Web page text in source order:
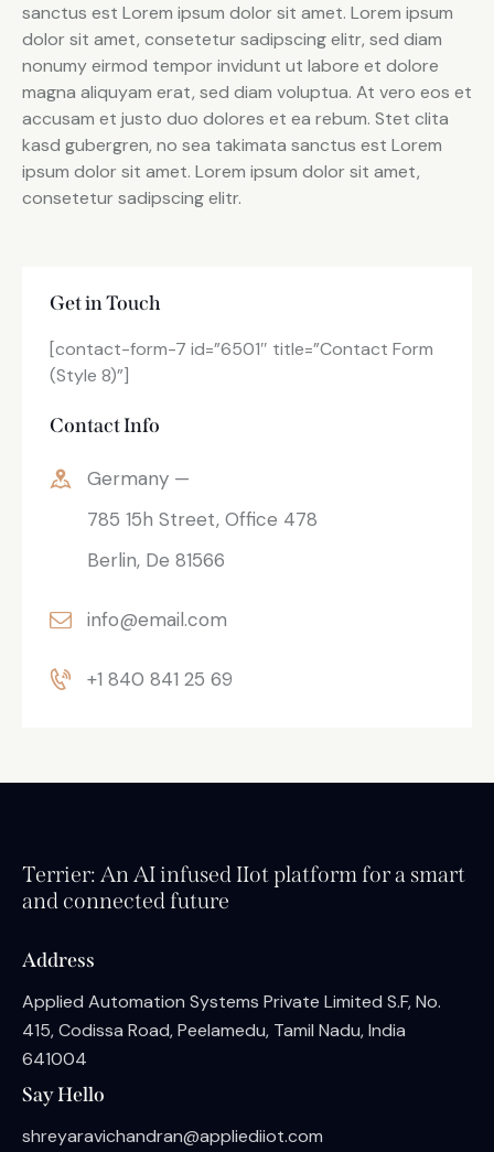
sanctus est Lorem ipsum dolor sit amet. Lorem ipsum
dolor sit amet, consetetur sadipscing elitr, sed diam
nonumy eirmod tempor invidunt ut labore et dolore
magna aliquyam erat, sed diam voluptua. At vero eos et
accusam et justo duo dolores et ea rebum. Stet clita
kasd gubergren, no sea takimata sanctus est Lorem
ipsum dolor sit amet. Lorem ipsum dolor sit amet,
consetetur sadipscing elitr.
Get in Touch
[contact-form-7 id=”6501″ title=”Contact Form
(Style 8)”]
Contact Info
Germany —
785 15h Street, Office 478
Berlin, De 81566
info@email.com
+1 840 841 25 69
Terrier: An AI infused IIot platform for a smart
and connected future
Address
Applied Automation Systems Private Limited S.F, No.
415, Codissa Road, Peelamedu, Tamil Nadu, India
641004
Say Hello
shreyaravichandran@appliediiot.com